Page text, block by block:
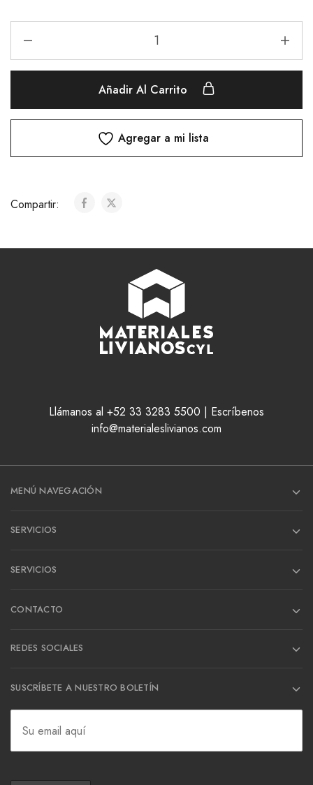
Añadir Al Carrito
Agregar a mi lista
Compartir:
Llámanos al +52 33 3283 5500 | Escríbenos
info@materialeslivianos.com
MENÚ NAVEGACIÓN
SERVICIOS
SERVICIOS
CONTACTO
REDES SOCIALES
SUSCRÍBETE A NUESTRO BOLETÍN